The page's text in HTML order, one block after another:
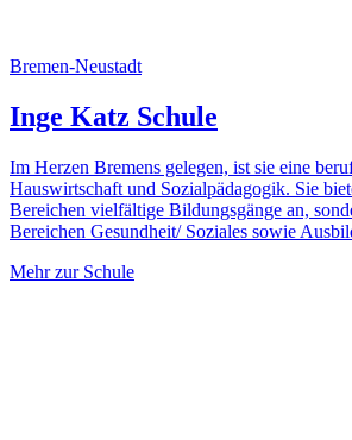
Bremen-Neustadt
Inge Katz Schule
Im Herzen Bremens gelegen, ist sie eine
Hauswirtschaft und Sozialpädagogik. Sie
Bereichen vielfältige Bildungsgänge an,
Bereichen Gesundheit/ Soziales sowie
Mehr zur Schule